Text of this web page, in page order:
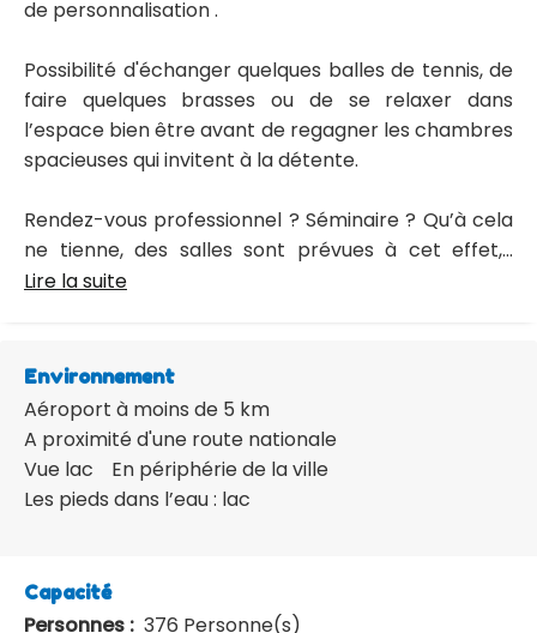
de personnalisation .
Possibilité d'échanger quelques balles de tennis, de
faire quelques brasses ou de se relaxer dans
l’espace bien être avant de regagner les chambres
spacieuses qui invitent à la détente.
Rendez-vous professionnel ? Séminaire ? Qu’à cela
ne tienne, des salles sont prévues à cet effet,...
Lire la suite
Environnement
Aéroport à moins de 5 km
A proximité d'une route nationale
Vue lac
En périphérie de la ville
Les pieds dans l’eau : lac
Capacité
Personnes : 376 Personne(s)